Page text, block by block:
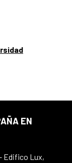
EN
Edifico Lux,